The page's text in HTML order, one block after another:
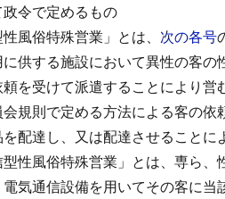
令で定めるもの
風俗特殊営業」とは、 次の各号
供する施設において異性の客
を受けて派遣することにより営
規則で定める方法による客の依
配達し、又は配達させることに
性風俗特殊営業」とは、専ら
気通信設備を用いてその客に